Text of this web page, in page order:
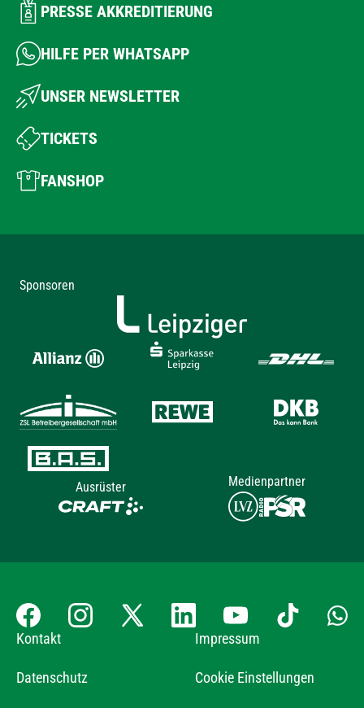
PRESSE AKKREDITIERUNG
HILFE PER WHATSAPP
UNSER NEWSLETTER
TICKETS
FANSHOP
Sponsoren
Ausrüster Medienpartner
Kontakt Impressum
Datenschutz Cookie Einstellungen